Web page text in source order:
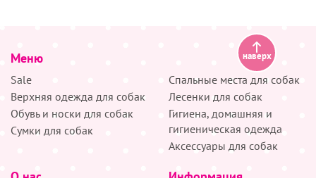
Меню
Sale
Верхняя одежда для собак
Обувь и носки для собак
Сумки для собак
Спальные места для собак
Лесенки для собак
Гигиена, домашняя и
гигиеническая одежда
Аксессуары для собак
О нас Информация
наверх